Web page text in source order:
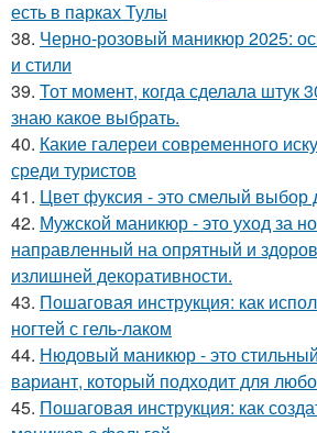
есть в парках Тулы
38. Черно-розовый маникюр 2025:
и стили
39. Тот момент, когда сделала штук
знаю какое выбрать.
40. Какие галереи современного
среди туристов
41. Цвет фуксия - это смелый выбор
42. Мужской маникюр - это уход за
направленный на опрятный и
излишней декоративности.
43. Пошаговая инструкция: как
ногтей с гель-лаком
44. Нюдовый маникюр - это
вариант, который подходит для
45. Пошаговая инструкция: как